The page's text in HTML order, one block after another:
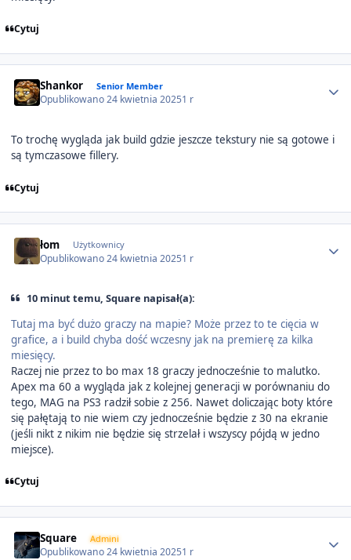
Cytuj
Shankor Senior Member
Opublikowano24 kwietnia 20251 r
To trochę wygląda jak build gdzie jeszcze tekstury nie są gotowe i
są tymczasowe fillery.
Cytuj
łom Użytkownicy
Opublikowano24 kwietnia 20251 r
10 minut temu, Square napisał(a):
Tutaj ma być dużo graczy na mapie? Może przez to te cięcia w
grafice, a i build chyba dość wczesny jak na premierę za kilka
miesięcy.
Raczej nie przez to bo max 18 graczy jednocześnie to malutko.
Apex ma 60 a wygląda jak z kolejnej generacji w porównaniu do
tego, MAG na PS3 radził sobie z 256. Nawet doliczając boty które
się pałętają to nie wiem czy jednocześnie będzie z 30 na ekranie
(jeśli nikt z nikim nie będzie się strzelał i wszyscy pójdą w jedno
miejsce).
Cytuj
Square Admini
Opublikowano24 kwietnia 20251 r